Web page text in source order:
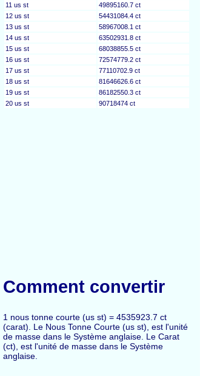
11 us st
49895160.7 ct
12 us st
54431084.4 ct
13 us st
58967008.1 ct
14 us st
63502931.8 ct
15 us st
68038855.5 ct
16 us st
72574779.2 ct
17 us st
77110702.9 ct
18 us st
81646626.6 ct
19 us st
86182550.3 ct
20 us st
90718474 ct
Comment convertir
1 nous tonne courte (us st) = 4535923.7 ct
(carat). Le Nous Tonne Courte (us st), est l'unité
de masse dans le Système anglaise. Le Carat
(ct), est l'unité de masse dans le Système
anglaise.